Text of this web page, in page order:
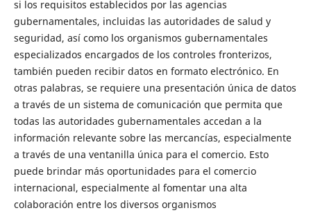
si los requisitos establecidos por las agencias
gubernamentales, incluidas las autoridades de salud y
seguridad, así como los organismos gubernamentales
especializados encargados de los controles fronterizos,
también pueden recibir datos en formato electrónico. En
otras palabras, se requiere una presentación única de datos
a través de un sistema de comunicación que permita que
todas las autoridades gubernamentales accedan a la
información relevante sobre las mercancías, especialmente
a través de una ventanilla única para el comercio. Esto
puede brindar más oportunidades para el comercio
internacional, especialmente al fomentar una alta
colaboración entre los diversos organismos